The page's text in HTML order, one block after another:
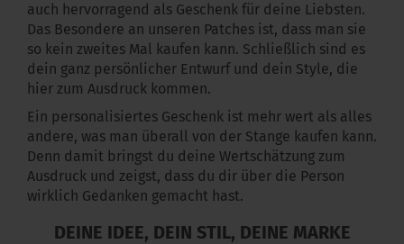
auch hervorragend als Geschenk für deine Liebsten.
Das Besondere an unseren Patches ist, dass man sie
so kein zweites Mal kaufen kann. Schließlich sind es
dein ganz persönlicher Entwurf und dein Style, die
hier zum Ausdruck kommen.
Ein personalisiertes Geschenk ist mehr wert als alles
andere, was man überall von der Stange kaufen kann.
Denn damit bringst du deine Wertschätzung zum
Ausdruck und zeigst, dass du dir über die Person
wirklich Gedanken gemacht hast.
DEINE IDEE, DEIN STIL, DEINE MARKE